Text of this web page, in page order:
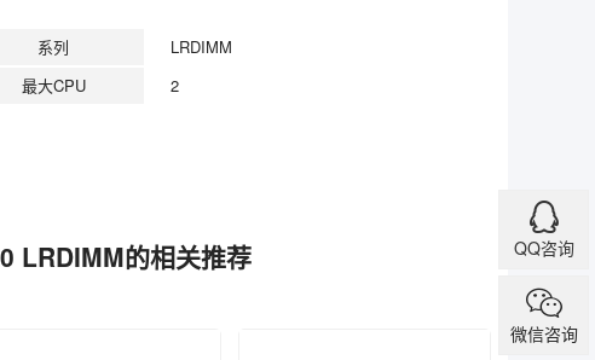
系列
LRDIMM
最大CPU 2
LRDIMM的相关推荐 QQ咨询
微信咨询